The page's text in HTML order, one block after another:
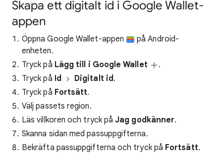
Skapa ett digitalt id i Google Wallet-
appen
Öppna Google Wallet-appen
på Android-
enheten.
Tryck på Lägg till i Google Wallet
.
Tryck på Id Digitalt id.
Tryck på Fortsätt.
Välj passets region.
Läs villkoren och tryck påJag godkänner.
Skanna sidan med passuppgifterna.
Bekräfta passuppgifterna och tryck på Fortsätt.